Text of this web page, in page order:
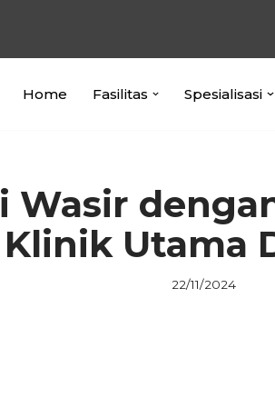
Home Fasilitas Spesialisasi
Wasir
Klinik Utama
22/11/2024